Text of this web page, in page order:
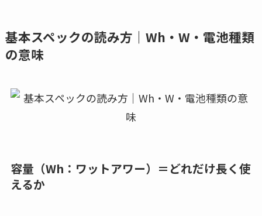
基本スペックの読み方｜Wh・W・電池種類
の意味
容量（Wh：ワットアワー）＝どれだけ長く使
えるか